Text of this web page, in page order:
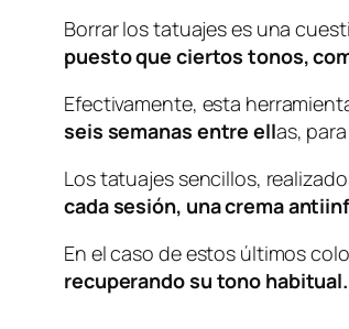
Borrar los tatuajes es una
puesto que ciertos tonos,
Efectivamente, esta
seis semanas entre ellas,
Los tatuajes sencillos,
cada sesión, una crema
En el caso de estos últimos
recuperando su tono habitual.